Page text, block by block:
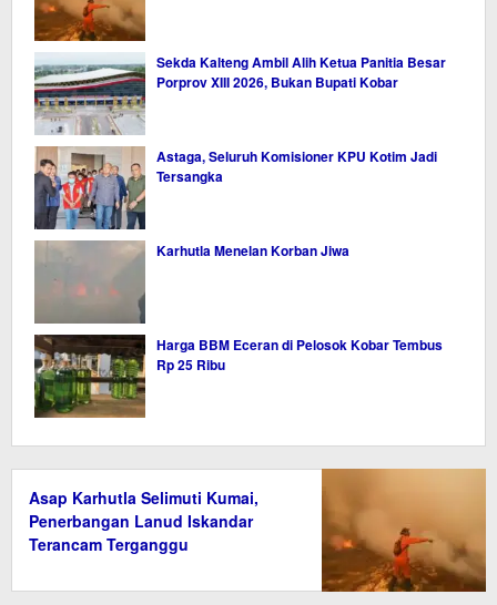
Sekda Kalteng Ambil Alih Ketua Panitia Besar
Porprov XIII 2026, Bukan Bupati Kobar
Astaga, Seluruh Komisioner KPU Kotim Jadi
Tersangka
Karhutla Menelan Korban Jiwa
Harga BBM Eceran di Pelosok Kobar Tembus
Rp 25 Ribu
Asap Karhutla Selimuti Kumai,
Penerbangan Lanud Iskandar
Terancam Terganggu